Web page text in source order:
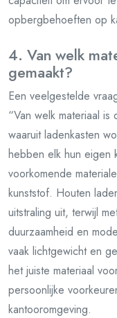
opbergbehoeften op
4. Van welk
gemaakt?
Een veelgestelde
“Van welk materiaal
waaruit ladenkasten
hebben elk hun eigen
voorkomende
kunststof. Houten
uitstraling uit, terwijl
duurzaamheid en
vaak lichtgewicht en
het juiste materiaal
persoonlijke
kantooromgeving.